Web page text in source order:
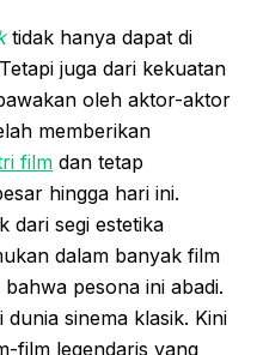
tidak hanya dapat di
juga dari kekuatan
oleh aktor-aktor
memberikan
film dan tetap
hingga hari ini.
dari segi estetika
dalam banyak film
pesona ini abadi.
sinema klasik. Kini
film legendaris yang